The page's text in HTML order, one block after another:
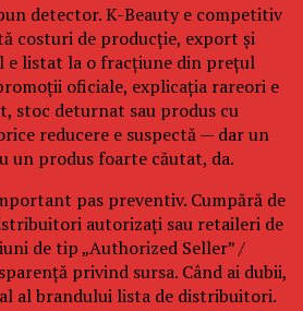
detector. K-Beauty e competitiv
costuri de producție, export și
e listat la o fracțiune din prețul
oficiale, explicația rareori e
stoc deturnat sau produs cu
reducere e suspectă — dar un
un produs foarte căutat, da.
pas preventiv. Cumpără de
autorizați sau retaileri de
de tip „Authorized Seller” /
privind sursa. Când ai dubii,
al brandului lista de distribuitori.